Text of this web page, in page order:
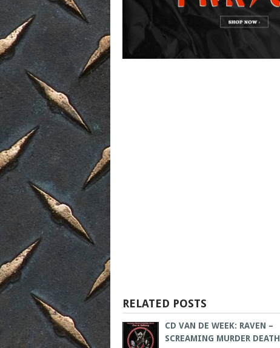
RELATED POSTS
CD VAN DE WEEK: RAVEN –
SCREAMING MURDER DEATH